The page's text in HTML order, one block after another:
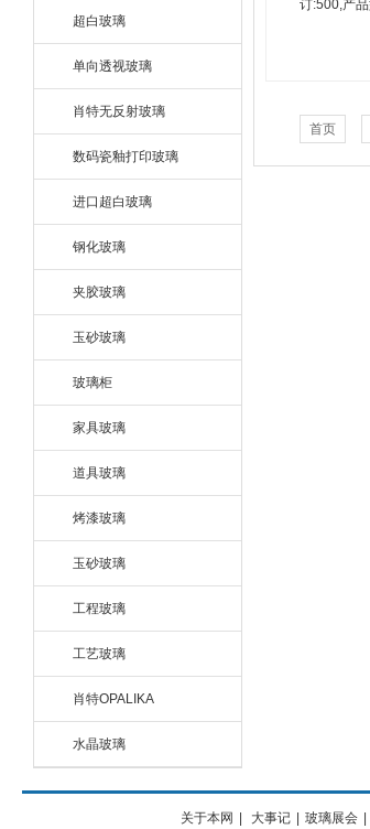
首页
超白玻璃
单向透视玻璃
肖特无反射玻璃
数码瓷釉打印玻璃
进口超白玻璃
钢化玻璃
夹胶玻璃
玉砂玻璃
玻璃柜
家具玻璃
道具玻璃
烤漆玻璃
玉砂玻璃
工程玻璃
工艺玻璃
肖特OPALIKA
水晶玻璃
关于本网 大事记 玻璃展会